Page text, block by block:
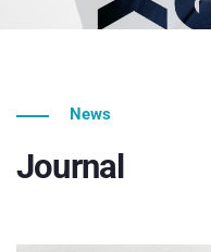
News
Journal